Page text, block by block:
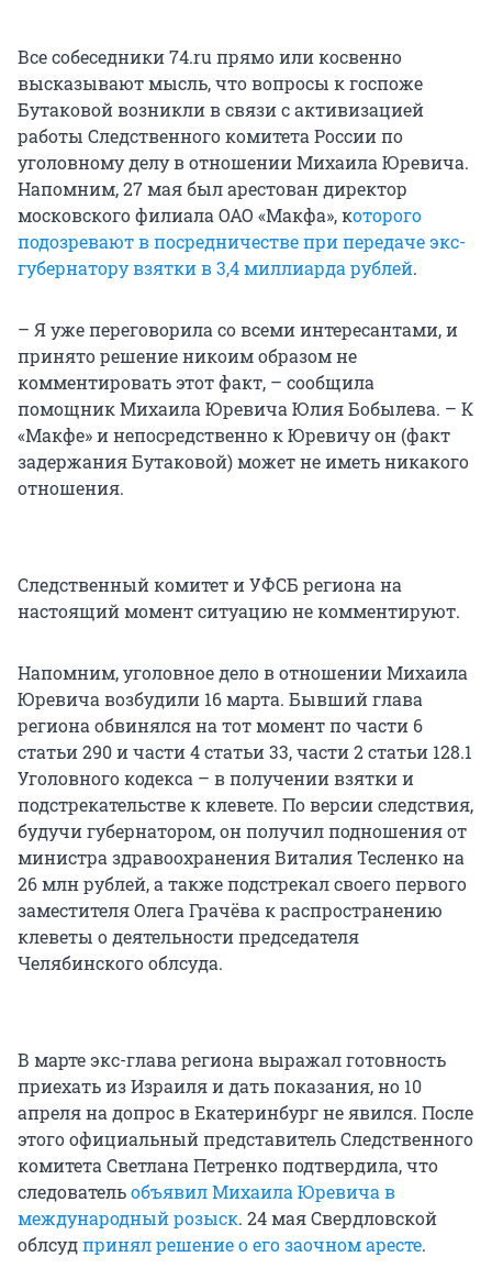
Все собеседники 74.ru прямо или косвенно
высказывают мысль, что вопросы к госпоже
Бутаковой возникли в связи с активизацией
работы Следственного комитета России по
уголовному делу в отношении Михаила Юревича.
Напомним, 27 мая был арестован директор
московского филиала ОАО «Макфа», которого
подозревают в посредничестве при передаче экс-
губернатору взятки в 3,4 миллиарда рублей.
– Я уже переговорила со всеми интересантами, и
принято решение никоим образом не
комментировать этот факт, – сообщила
помощник Михаила Юревича Юлия Бобылева. – К
«Макфе» и непосредственно к Юревичу он (факт
задержания Бутаковой) может не иметь никакого
отношения.
Следственный комитет и УФСБ региона на
настоящий момент ситуацию не комментируют.
Напомним, уголовное дело в отношении Михаила
Юревича возбудили 16 марта. Бывший глава
региона обвинялся на тот момент по части 6
статьи 290 и части 4 статьи 33, части 2 статьи 128.1
Уголовного кодекса – в получении взятки и
подстрекательстве к клевете. По версии следствия,
будучи губернатором, он получил подношения от
министра здравоохранения Виталия Тесленко на
26 млн рублей, а также подстрекал своего первого
заместителя Олега Грачёва к распространению
клеветы о деятельности председателя
Челябинского облсуда.
В марте экс-глава региона выражал готовность
приехать из Израиля и дать показания, но 10
апреля на допрос в Екатеринбург не явился. После
этого официальный представитель Следственного
комитета Светлана Петренко подтвердила, что
следовательобъявил Михаила Юревича в
международный розыск. 24 мая Свердловской
облсудпринял решение о его заочном аресте.